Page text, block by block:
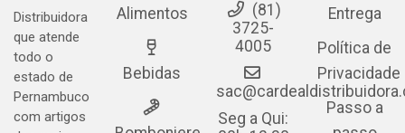
Distribuidora
que atende
todo o
estado de
Pernambuco
com artigos
Alimentos
Bebidas
(81)
3725-
4005
Seg a Qui:
Entrega
Política de
Privacidade
Passo a